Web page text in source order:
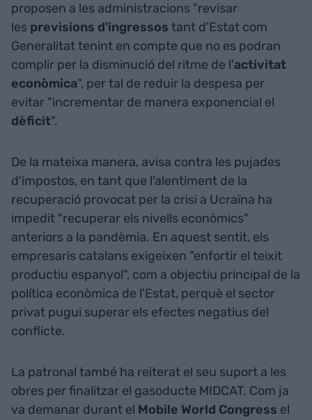
proposen a les administracions "revisar
les previsions d'ingressos tant d'Estat com
Generalitat tenint en compte que no es podran
complir per la disminució del ritme de l'activitat
econòmica", per tal de reduir la despesa per
evitar "incrementar de manera exponencial el
dèficit".
De la mateixa manera, avisa contra les pujades
d'impostos, en tant que l'alentiment de la
recuperació provocat per la crisi a Ucraïna ha
impedit "recuperar els nivells econòmics"
anteriors a la pandèmia. En aquest sentit, els
empresaris catalans exigeixen "enfortir el teixit
productiu espanyol", com a objectiu principal de la
política econòmica de l'Estat, perquè el sector
privat pugui superar els efectes negatius del
conflicte.
La patronal també ha reiterat el seu suport a les
obres per finalitzar el gasoducte MIDCAT. Com ja
va demanar durant el Mobile World Congress el